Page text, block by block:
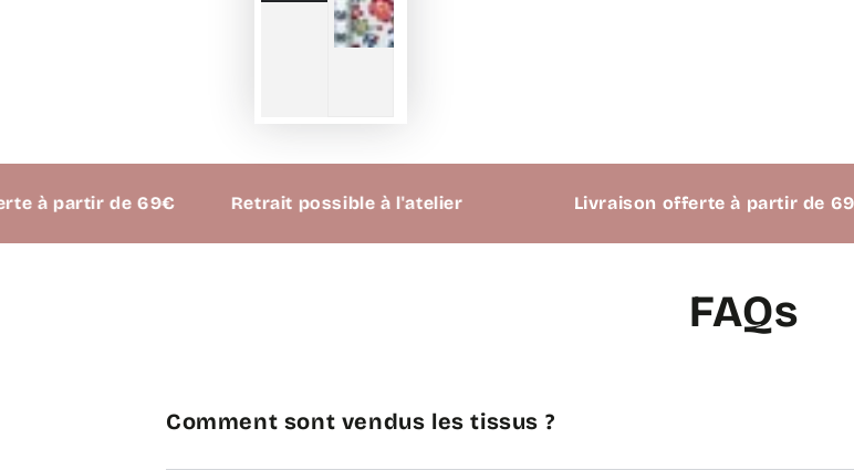
de 69€ Retrait possible à l'atelier Livraison offerte à partir de 69€
FAQs
Comment sont vendus les tissus ?